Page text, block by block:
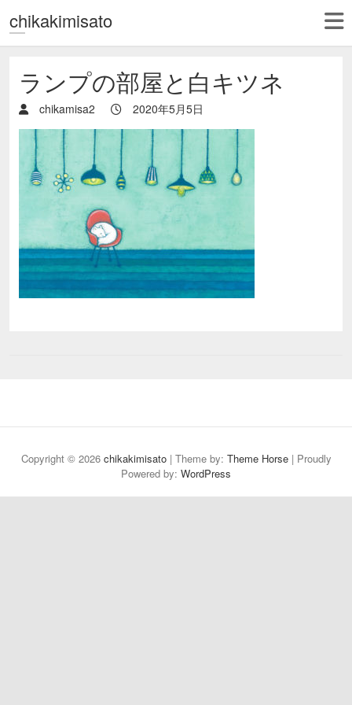
chikakimisato
ランプの部屋と白キツネ
chikamisa2 2020年5月5日
Copyright © 2026 chikakimisato| Theme by: Theme Horse| Proudly
Powered by: WordPress